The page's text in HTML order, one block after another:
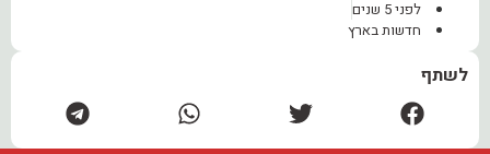
לפני 5 שנים
חדשות בארץ
לשתף